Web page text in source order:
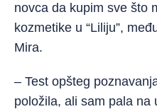
novca da kupim sve što
kozmetike u “Liliju”,
Mira.
– Test opšteg
položila, ali sam pala na